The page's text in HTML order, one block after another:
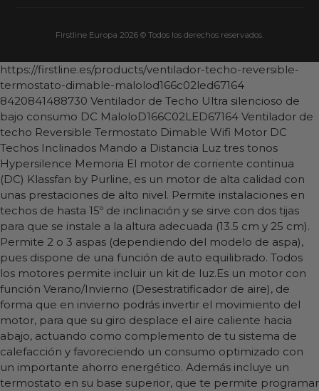
Firstline Europa 2026 © Todos los derechos reservados.
https://firstline.es/products/ventilador-techo-reversible-
termostato-dimable-malolod166c02led67164
8420841488730 Ventilador de Techo Ultra silencioso de
bajo consumo DC MaloloD166C02LED67164 Ventilador de
techo Reversible Termostato Dimable Wifi Motor DC
Techos Inclinados Mando a Distancia Luz tres tonos
Hypersilence Memoria El motor de corriente continua
(DC) Klassfan by Purline, es un motor de alta calidad con
unas prestaciones de alto nivel. Permite instalaciones en
techos de hasta 15º de inclinación y se sirve con dos tijas
para que se instale a la altura adecuada (13.5 cm y 25 cm).
Permite 2 o 3 aspas (dependiendo del modelo de aspa),
pues dispone de una función de auto equilibrado. Todos
los motores permite incluir un kit de luz.Es un motor con
función Verano/Invierno (Desestratificador de aire), de
forma que en invierno podrás invertir el movimiento del
motor, para que su giro desplace el aire caliente hacia
abajo, actuando como complemento de tu sistema de
calefacción y favoreciendo un consumo optimizado con
un importante ahorro energético. Además incluye un
termostato en su base superior, que te permite programar